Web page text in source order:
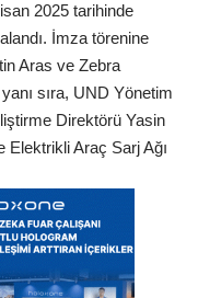
2025 tarihinde
İmza törenine
Aras ve Zebra
sıra, UND Yönetim
Direktörü Yasin
Araç Sarj Ağı